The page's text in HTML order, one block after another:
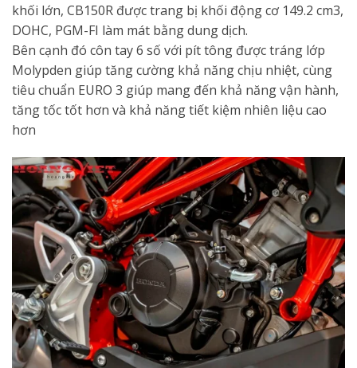
khối lớn, CB150R được trang bị khối động cơ 149.2 cm3,
DOHC, PGM-FI làm mát bằng dung dịch.
Bên cạnh đó côn tay 6 số với pít tông được tráng lớp
Molypden giúp tăng cường khả năng chịu nhiệt, cùng
tiêu chuẩn EURO 3 giúp mang đến khả năng vận hành,
tăng tốc tốt hơn và khả năng tiết kiệm nhiên liệu cao
hơn